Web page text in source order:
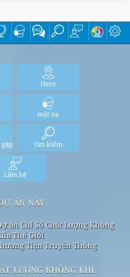
Here
mặt nạ
tìm kiếm
Liên hệ
án này
án Chỉ Số Chất Lượng Không
Thế Giới
Tiện Truyền Thông
lượng không khí